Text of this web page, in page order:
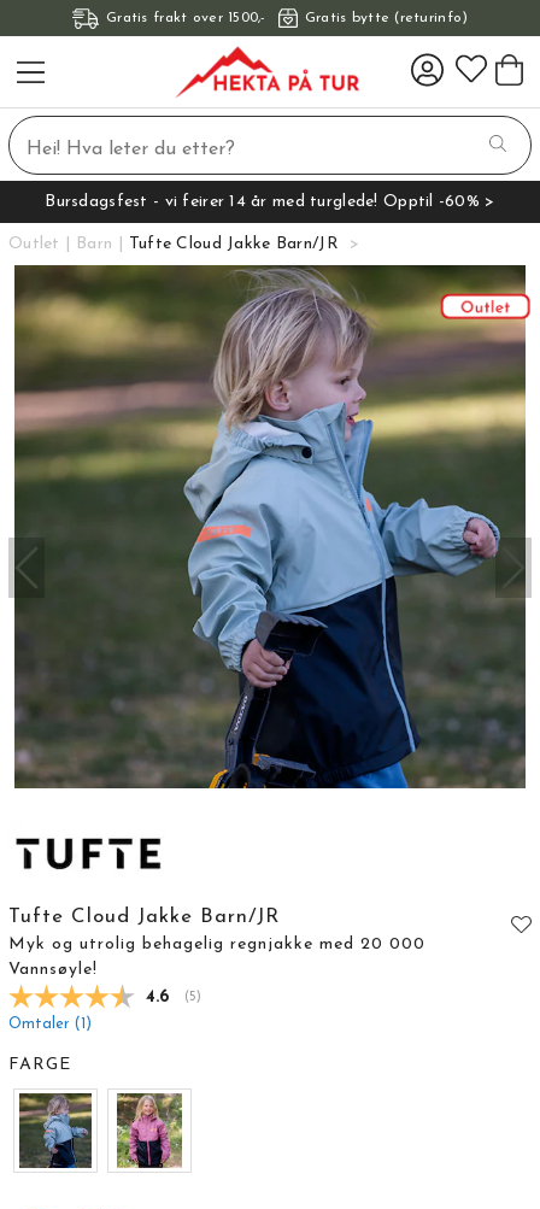
Gratis frakt over 1500,- Gratis bytte (returinfo)
Bursdagsfest - vi feirer 14 år med turglede! Opptil -60% >
Outlet Barn Tufte Cloud Jakke Barn/JR
Tufte Cloud Jakke Barn/JR
Myk og utrolig behagelig regnjakke med 20 000
Vannsøyle!
Gjennomsnittskarakter:
4.6 (stemmer:
5)
Omtaler ( )
FARGE